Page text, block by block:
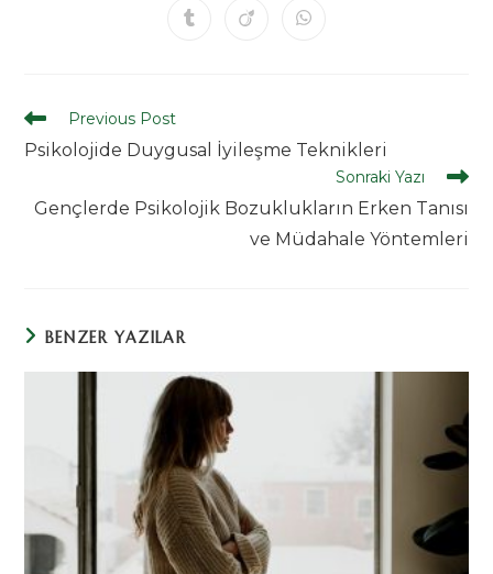
a
new
a
new
a
new
Opens Opens Opens
Read
more
articles
Previous Post
Psikolojide Duygusal İyileşme Teknikleri
Sonraki Yazı
Gençlerde Psikolojik Bozuklukların Erken Tanısı
ve Müdahale Yöntemleri
BENZER YAZILAR